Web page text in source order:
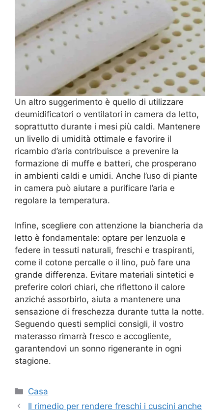
Un altro suggerimento è quello di utilizzare
deumidificatori o ventilatori in camera da letto,
soprattutto durante i mesi più caldi. Mantenere
un livello di umidità ottimale e favorire il
ricambio d’aria contribuisce a prevenire la
formazione di muffe e batteri, che prosperano
in ambienti caldi e umidi. Anche l’uso di piante
in camera può aiutare a purificare l’aria e
regolare la temperatura.
Infine, scegliere con attenzione la biancheria da
letto è fondamentale: optare per lenzuola e
federe in tessuti naturali, freschi e traspiranti,
come il cotone percalle o il lino, può fare una
grande differenza. Evitare materiali sintetici e
preferire colori chiari, che riflettono il calore
anziché assorbirlo, aiuta a mantenere una
sensazione di freschezza durante tutta la notte.
Seguendo questi semplici consigli, il vostro
materasso rimarrà fresco e accogliente,
garantendovi un sonno rigenerante in ogni
stagione.
Categorie
Casa
Il rimedio per rendere freschi i cuscini anche